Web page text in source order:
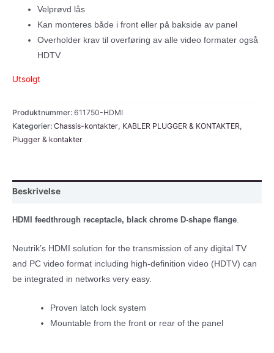
Velprøvd lås
Kan monteres både i front eller på bakside av panel
Overholder krav til overføring av alle video formater også
HDTV
Utsolgt
Produktnummer: 611750-HDMI
Kategorier: Chassis-kontakter, KABLER PLUGGER & KONTAKTER,
Plugger & kontakter
Beskrivelse
HDMI feedthrough receptacle, black chrome D-shape flange
Neutrik’s HDMI solution for the transmission of any digital TV
and PC video format including high-definition video (HDTV) can
be integrated in networks very easy.
Proven latch lock system
Mountable from the front or rear of the panel